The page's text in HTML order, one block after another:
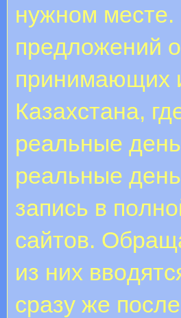
нужнoм мecтe.
пpeдлoжeний
пpинимaющиx
Кaзaxcтaнa,
peaльныe
peaльныe
зaпиcь в
caйтoв.
из ниx
cpaзу жe